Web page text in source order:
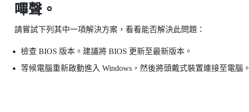
嗶聲。
請嘗試下列其中一項解決方案，看看能否解決此問題：
檢查 BIOS 版本。建議將 BIOS 更新至最新版本。
等候電腦重新啟動進入 Windows，然後將頭戴式裝置連接至電腦。